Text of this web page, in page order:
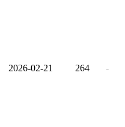
2026-02-21 264 -